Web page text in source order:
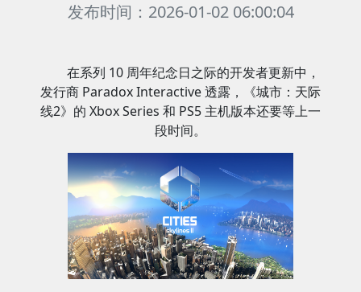
发布时间：2026-01-02 06:00:04
在系列 10 周年纪念日之际的开发者更新中，
发行商 Paradox Interactive 透露，《城市：天际
线2》的 Xbox Series 和 PS5 主机版本还要等上一
段时间。